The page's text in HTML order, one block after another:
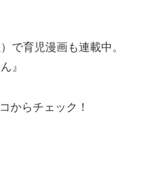
で育児漫画も連載中。
』
からチェック！